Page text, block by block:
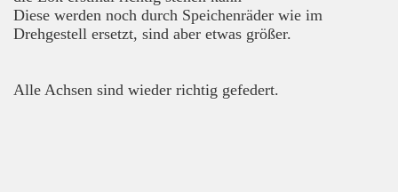
Diese werden noch durch Speichenräder wie im
Drehgestell ersetzt, sind aber etwas größer.
Alle Achsen sind wieder richtig gefedert.